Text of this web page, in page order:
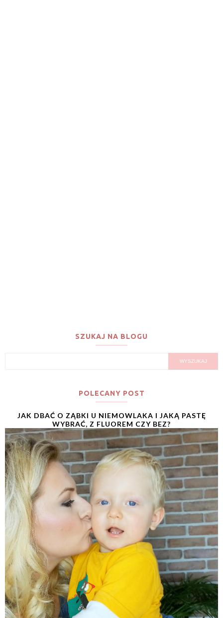
SZUKAJ NA BLOGU
POLECANY POST
JAK DBAĆ O ZĄBKI U NIEMOWLAKA I JAKĄ PASTĘ
WYBRAĆ, Z FLUOREM CZY BEZ?